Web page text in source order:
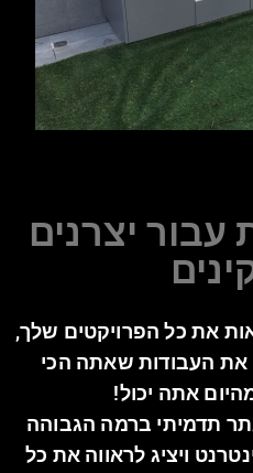
יצרנים
את כל הפרויקטים שלך,
העבודות שאתה הכי
אתה יכול!
תדמיתי ברמה הגבוהה
ויציג לראווה את כל